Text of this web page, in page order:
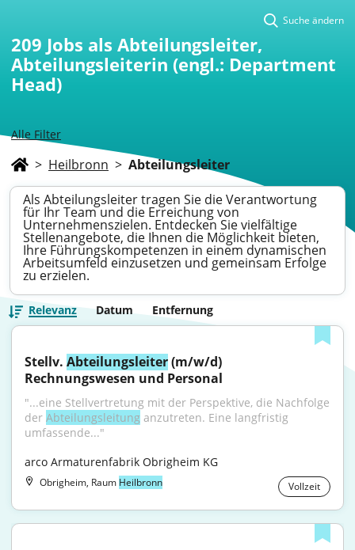
Alle Filter
Suche ändern
209 Jobs als Abteilungsleiter,
Abteilungsleiterin (engl.: Department
Head)
> Heilbronn > Abteilungsleiter
Als Abteilungsleiter tragen Sie die Verantwortung
für Ihr Team und die Erreichung von
Unternehmenszielen. Entdecken Sie vielfältige
Stellenangebote, die Ihnen die Möglichkeit bieten,
Ihre Führungskompetenzen in einem dynamischen
Arbeitsumfeld einzusetzen und gemeinsam Erfolge
zu erzielen.
Relevanz Datum Entfernung
Stellv. Abteilungsleiter (m/w/d)
Rechnungswesen und Personal
"...eine Stellvertretung mit der Perspektive, die Nachfolge
der Abteilungsleitung anzutreten. Eine langfristig
umfassende..."
arco Armaturenfabrik Obrigheim KG
Obrigheim, Raum Heilbronn Vollzeit